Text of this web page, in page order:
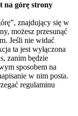
na górę strony
znajdujący się w
możesz przesunąć
Jeśli nie widać
ta jest wyłączona
zanim będzie
sposobem na
w nim posta.
regulaminu